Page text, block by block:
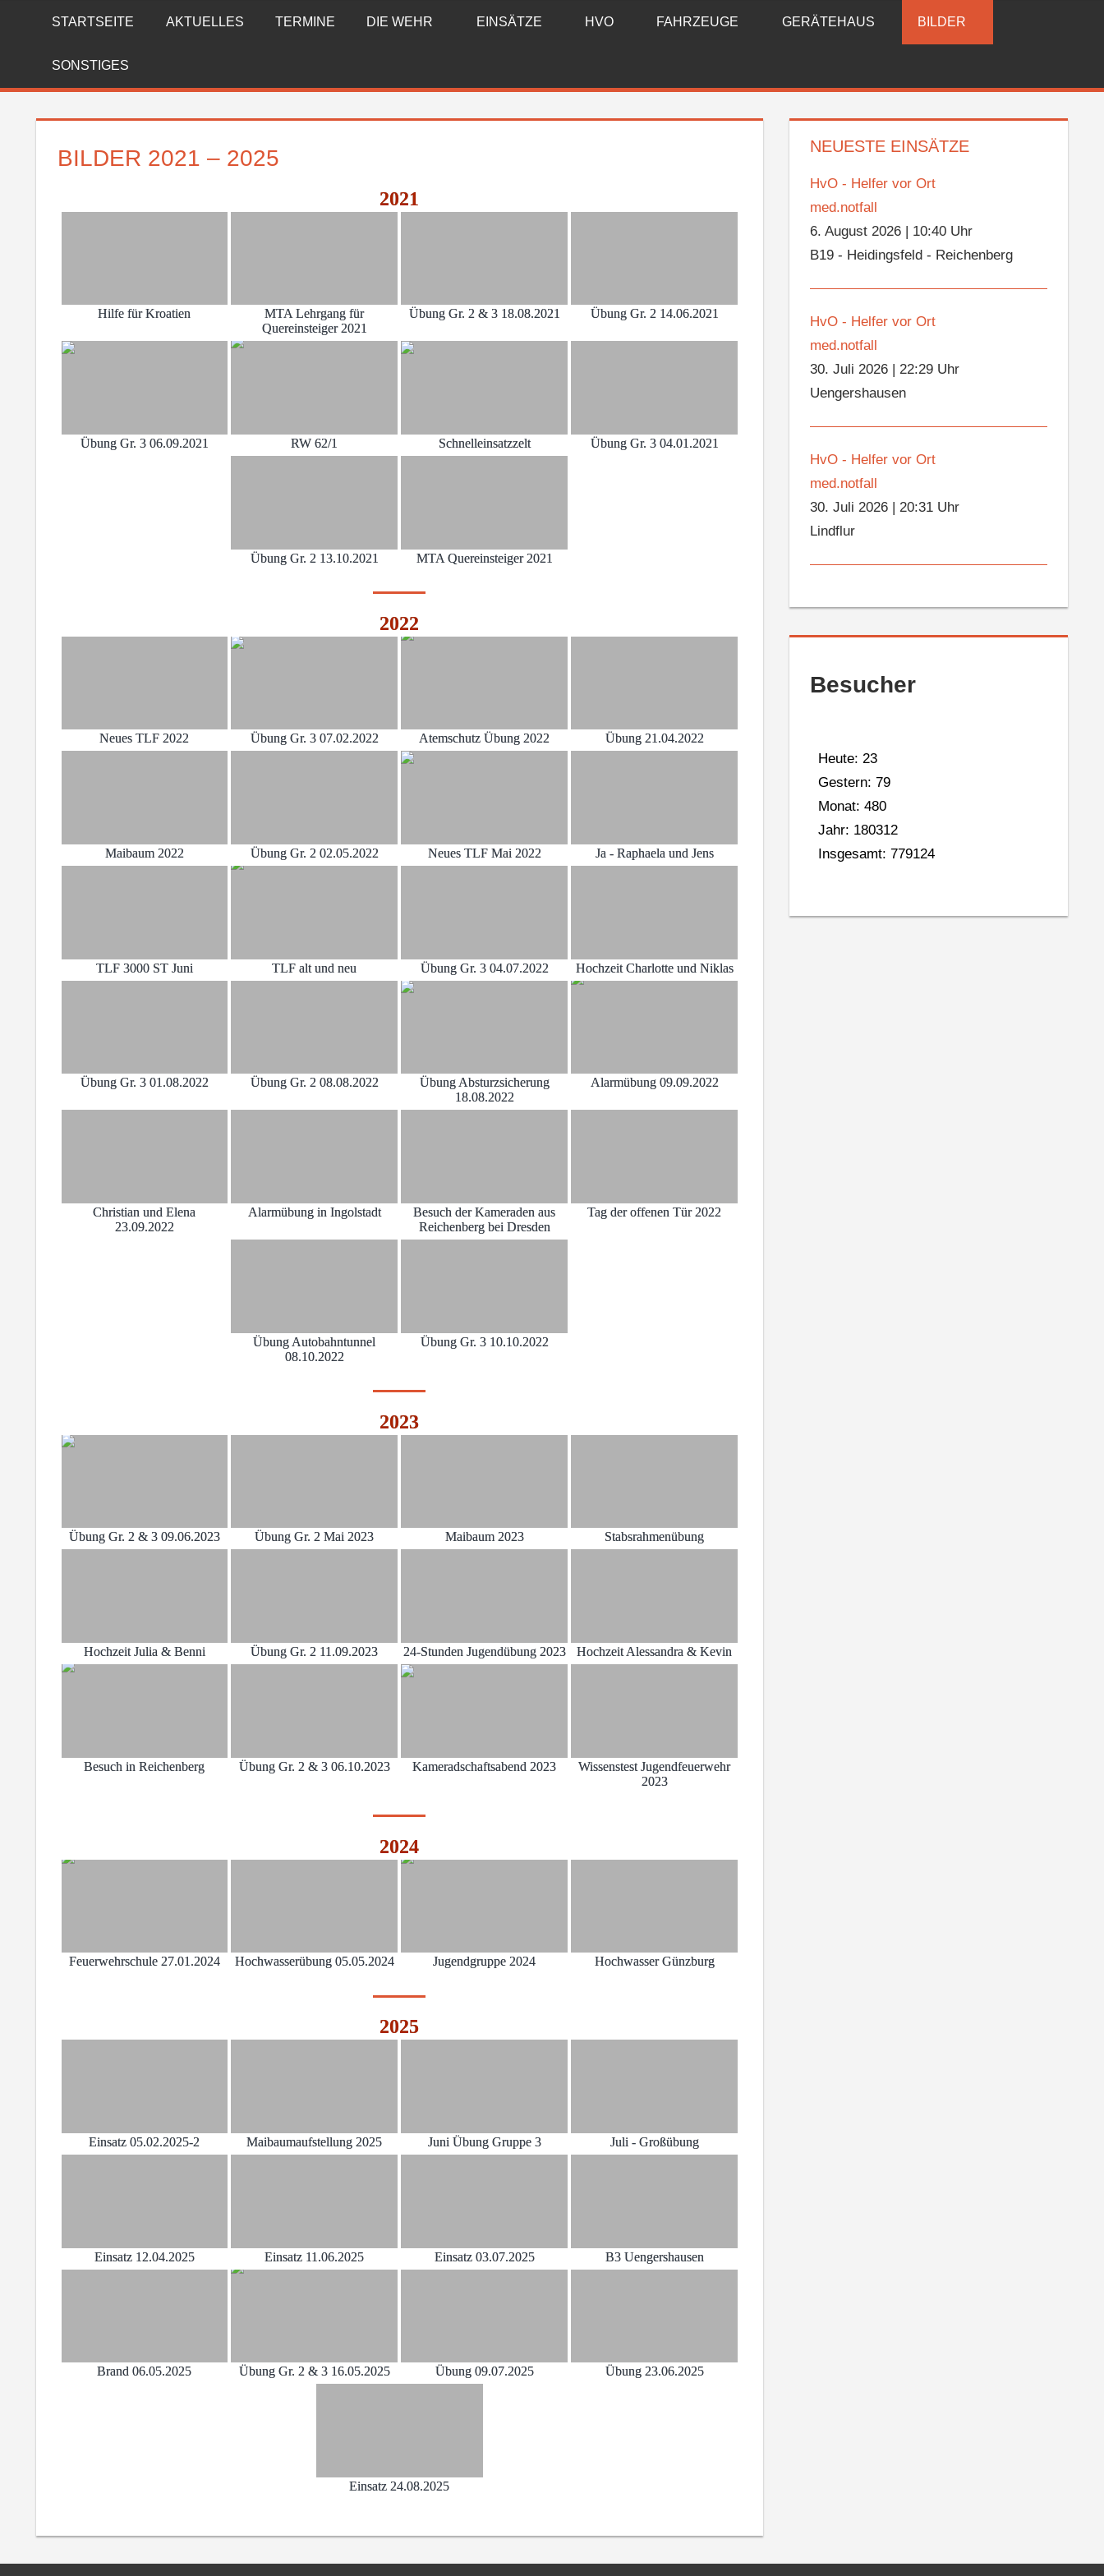
FREIWILLIGE
FEUERWEHR
REICHENBERG
STARTSEITE AKTUELLES TERMINE DIE WEHR EINSÄTZE HVO FAHRZEUGE GERÄTEHAUS BILDER
SONSTIGES
BILDER 2021 – 2025
2021
Hilfe für Kroatien
MTA Lehrgang für
Quereinsteiger 2021
Übung Gr. 2 & 3 18.08.2021 Übung Gr. 2 14.06.2021
Übung Gr. 3 06.09.2021 RW 62/1 Schnelleinsatzzelt Übung Gr. 3 04.01.2021
Übung Gr. 2 13.10.2021 MTA Quereinsteiger 2021
2022
Neues TLF 2022 Übung Gr. 3 07.02.2022 Atemschutz Übung 2022 Übung 21.04.2022
Maibaum 2022 Übung Gr. 2 02.05.2022 Neues TLF Mai 2022 Ja - Raphaela und Jens
TLF 3000 ST Juni TLF alt und neu Übung Gr. 3 04.07.2022 Hochzeit Charlotte und Niklas
Übung Gr. 3 01.08.2022 Übung Gr. 2 08.08.2022
Übung Absturzsicherung
18.08.2022
Alarmübung 09.09.2022
Christian und Elena
23.09.2022
Alarmübung in Ingolstadt
Besuch der Kameraden aus
Reichenberg bei Dresden
Tag der offenen Tür 2022
Übung Autobahntunnel
08.10.2022
Übung Gr. 3 10.10.2022
2023
Übung Gr. 2 & 3 09.06.2023 Übung Gr. 2 Mai 2023 Maibaum 2023 Stabsrahmenübung
Hochzeit Julia & Benni Übung Gr. 2 11.09.2023 24-Stunden Jugendübung 2023 Hochzeit Alessandra & Kevin
Besuch in Reichenberg Übung Gr. 2 & 3 06.10.2023 Kameradschaftsabend 2023
Wissenstest Jugendfeuerwehr
2023
2024
Feuerwehrschule 27.01.2024 Hochwasserübung 05.05.2024 Jugendgruppe 2024 Hochwasser Günzburg
2025
Einsatz 05.02.2025-2 Maibaumaufstellung 2025 Juni Übung Gruppe 3 Juli - Großübung
Einsatz 12.04.2025 Einsatz 11.06.2025 Einsatz 03.07.2025 B3 Uengershausen
Brand 06.05.2025 Übung Gr. 2 & 3 16.05.2025 Übung 09.07.2025 Übung 23.06.2025
Einsatz 24.08.2025
NEUESTE EINSÄTZE
HvO - Helfer vor Ort
med.notfall
6. August 2026
10:40 Uhr
B19 - Heidingsfeld - Reichenberg
HvO - Helfer vor Ort
med.notfall
30. Juli 2026 |22:29 Uhr
Uengershausen
HvO - Helfer vor Ort
med.notfall
30. Juli 2026 |20:31 Uhr
Lindflur
Besucher
Heute: 23
Gestern: 79
Monat: 480
Jahr: 180312
Insgesamt: 779124